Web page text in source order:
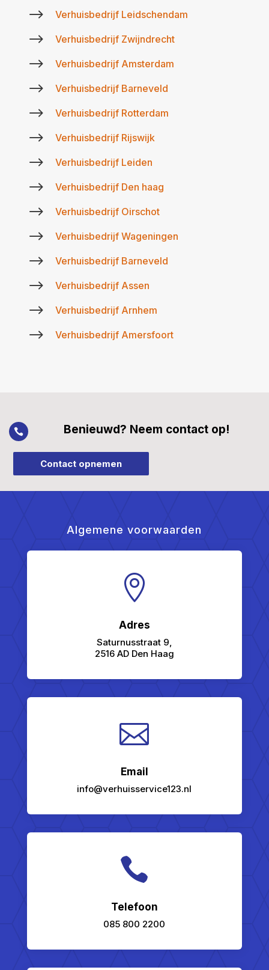
$ Verhuisbedrijf Leidschendam
$ Verhuisbedrijf Zwijndrecht
$ Verhuisbedrijf Amsterdam
$ Verhuisbedrijf Barneveld
$ Verhuisbedrijf Rotterdam
$ Verhuisbedrijf Rijswijk
$ Verhuisbedrijf Leiden
$ Verhuisbedrijf Den haag
$ Verhuisbedrijf Oirschot
$ Verhuisbedrijf Wageningen
$ Verhuisbedrijf Barneveld
$ Verhuisbedrijf Assen
$ Verhuisbedrijf Arnhem
$ Verhuisbedrijf Amersfoort
 Benieuwd? Neem contact op!
Contact opnemen
Algemene voorwaarden

Adres
Saturnusstraat 9,
2516 AD Den Haag

Email
info@verhuisservice123.nl

Telefoon
085 800 2200